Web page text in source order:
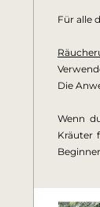
Für alle
Die
Wenn
Kräuter